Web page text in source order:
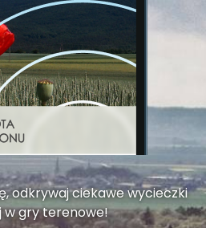
odkrywaj ciekawe wycieczki
w gry terenowe!